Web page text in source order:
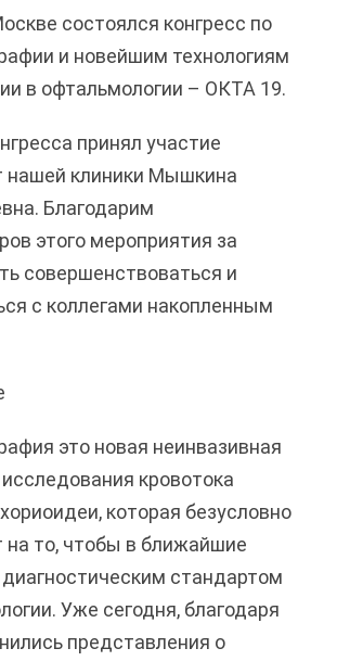
состоялся конгресс по
и новейшим технологиям
в офтальмологии – ОКТА 19.
принял участие
нашей клиники Мышкина
Благодарим
этого мероприятия за
совершенствоваться и
с коллегами накопленным
это новая неинвазивная
исследования кровотока
которая безусловно
на то, чтобы в ближайшие
стандартом
Уже сегодня, благодаря
представления о